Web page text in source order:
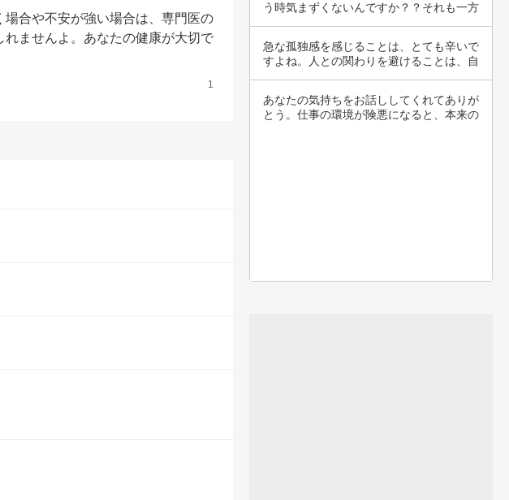
合や不安が強い場合は、専門医の
ませんよ。あなたの健康が大切で
1
う時気まずくないんですか？？それも一方
急な孤独感を感じることは、とても辛いで
すよね。人との関わりを避けることは、自
あなたの気持ちをお話ししてくれてありが
とう。仕事の環境が険悪になると、本来の